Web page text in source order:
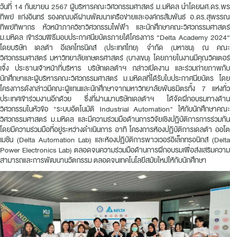
วันที่ 14 กันยายน 2567 ผู้บริหารคณะวิศวกรรมศาสตร์ ม.มหิดล นำโดยผศ.ดร.พร
ทิพย์ แก่งอินทร์ รองคณบดีผ่านพัฒนาเครือข่ายและองค์กรสัมพันธ์ อ.ดร.สุพรรณ
ทิพย์ทิพากร หัวหน้าภาควิชาวิศวกรรมไฟฟ้า และนักศึกษาคณะวิศวกรรมศาสตร์
ม.มหิดล เข้าร่วมพิธีมอบประกาศนียบัตรภายใต้โครงการ “Delta Academy 2024“
โดยบริษัท เดลต้า อีเลคโทรนิคส์ (ประเทศไทย) จำกัด (มหาชน) ณ คณะ
วิศวกรรมศาสตร์ มหาวิทยาลัยเกษตรศาสตร์ (บางเขน) โดยภายในงานมีคุณวิคเตอร์
เจิ้ง ประธานเจ้าหน้าที่บริหาร บริษัทเดลต้าฯ กล่าวเปิดงาน และร่วมถ่ายภาพกับ
นักศึกษาและผู้บริหารคณะวิศวกรรมศาสตร์ ม.มหิดลที่ได้รับใบประกาศนียบัตร โดย
โครงการดังกล่าวมีคณะผู้แทนและนักศึกษาจากมหาวิทยาลัยพันธมิตรทั้ง 7 แห่งทั่ว
ประเทศเข้าร่วมงานอีกด้วย ซึ่งที่ผ่านมาบริษัทเดลต้าฯ ได้จัดฝึกอบรมทางด้าน
วิศวกรรมในหัวข้อ "ระบบอัตโนมัติ Industrial Automation" ให้กับนักศึกษาคณะ
วิศวกรรมศาสตร์ ม.มหิดล และมีความร่วมมือด้านการวิจัยเชิงปฏิบัติการการร่วมกัน
โดยมีความร่วมมือที่อยู่ระหว่างดำเนินการ อาทิ โครงการห้องปฏิบัติการเดลต้า ออโต
เมชัน (Delta Automation Lab) และห้องปฏิบัติการพาวเวอร์อิเล็กทรอนิกส์ (Delta
Power Electronics Lab) ตลอดจนความร่วมมือด้านการฝึกอบรมเพื่อส่งเสริมความ
สามารถและการพัฒนานวัตกรรม ตลอดจนเทคโนโลยีสมัยใหม่ให้กับนักศึกษา